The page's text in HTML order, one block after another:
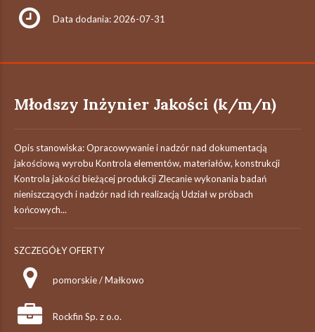
Data dodania: 2026-07-31
Młodszy Inżynier Jakości (k/m/n)
Opis stanowiska: Opracowywanie i nadzór nad dokumentacją
jakościową wyrobu Kontrola elementów, materiałów, konstrukcji
Kontrola jakości bieżącej produkcji Zlecanie wykonania badań
nieniszczących i nadzór nad ich realizacją Udział w próbach
końcowych...
SZCZEGÓŁY OFERTY
pomorskie / Małkowo
Rockfin Sp. z o.o.